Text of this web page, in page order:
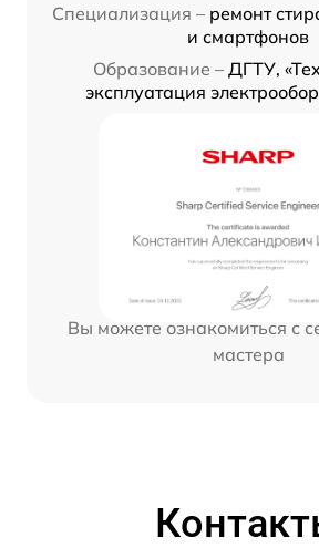
Специализация – ремонт
и смартфонов
Образование – ДГТУ,
эксплуатация
Вы можете ознакомиться с
мастера